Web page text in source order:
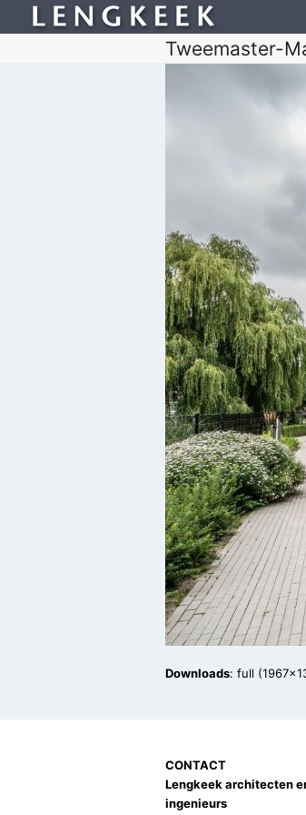
Tweemaster-
Downloads: full
CONTACT
Lengkeek architecten
ingenieurs